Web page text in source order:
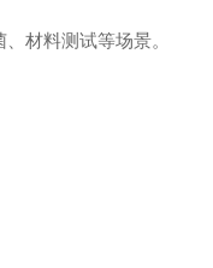
材料测试等场景。